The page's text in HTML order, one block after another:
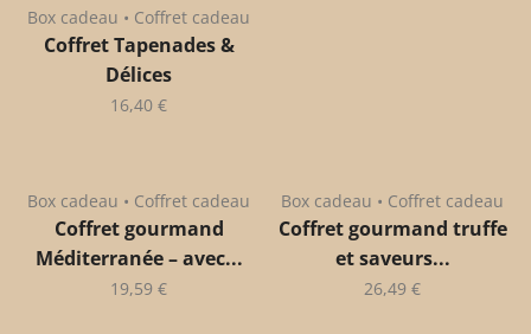
Box cadeau • Coffret cadeau
Coffret Tapenades &
Délices
16,40 €
Box cadeau • Coffret cadeau
Coffret gourmand
Méditerranée – avec...
19,59 €
Box cadeau • Coffret cadeau
Coffret gourmand truffe
et saveurs...
26,49 €